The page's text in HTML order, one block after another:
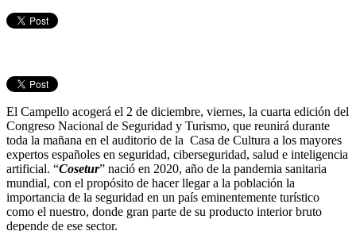
El Campello acogerá el 2 de diciembre, viernes, la cuarta edición del
Congreso Nacional de Seguridad y Turismo, que reunirá durante
toda la mañana en el auditorio de la Casa de Cultura a los mayores
expertos españoles en seguridad, ciberseguridad, salud e inteligencia
artificial. “Cosetur” nació en 2020, año de la pandemia sanitaria
mundial, con el propósito de hacer llegar a la población la
importancia de la seguridad en un país eminentemente turístico
como el nuestro, donde gran parte de su producto interior bruto
depende de ese sector.